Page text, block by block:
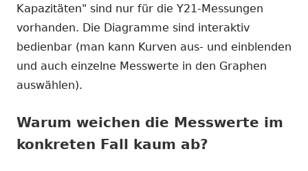
Kapazitäten" sind nur für die Y21-Messungen
vorhanden. Die Diagramme sind interaktiv
bedienbar (man kann Kurven aus- und einblenden
und auch einzelne Messwerte in den Graphen
auswählen).
Warum weichen die Messwerte im
konkreten Fall kaum ab?